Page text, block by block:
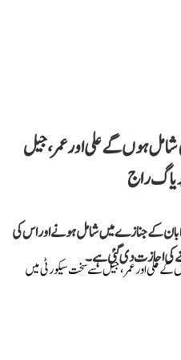
ہوں گے علی اور عمر، جیل
راج
ابان کے جنازے میں شامل ہونے اور اس کی
کی اجازت دی گئی ہے۔